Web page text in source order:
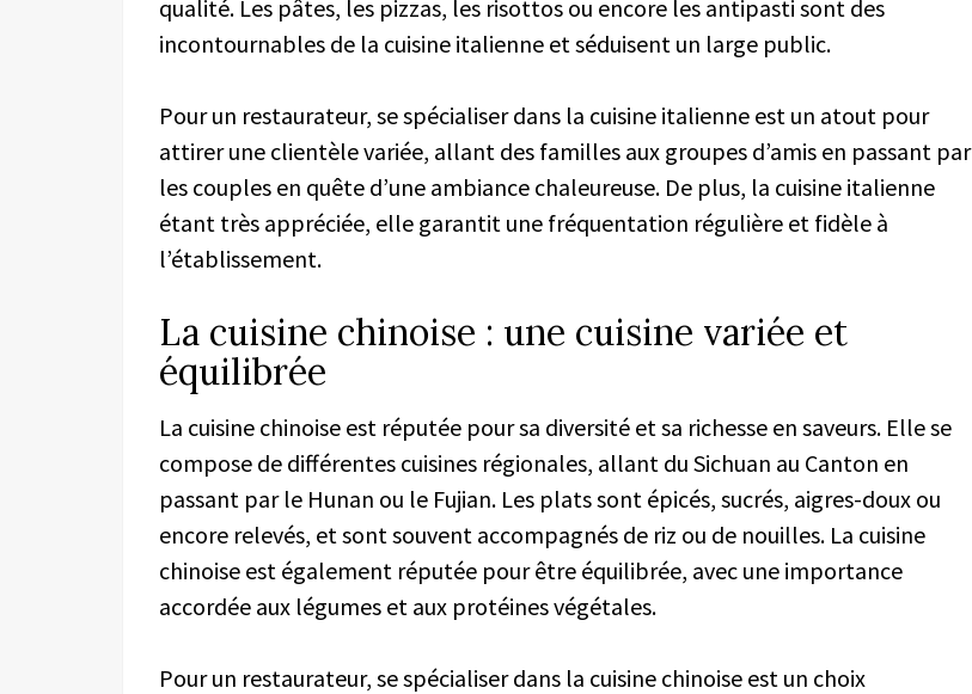
qualité. Les pâtes, les pizzas, les risottos ou encore les antipasti sont des
incontournables de la cuisine italienne et séduisent un large public.
Pour un restaurateur, se spécialiser dans la cuisine italienne est un atout pour
attirer une clientèle variée, allant des familles aux groupes d’amis en passant par
les couples en quête d’une ambiance chaleureuse. De plus, la cuisine italienne
étant très appréciée, elle garantit une fréquentation régulière et fidèle à
l’établissement.
La cuisine chinoise : une cuisine variée et
équilibrée
La cuisine chinoise est réputée pour sa diversité et sa richesse en saveurs. Elle se
compose de différentes cuisines régionales, allant du Sichuan au Canton en
passant par le Hunan ou le Fujian. Les plats sont épicés, sucrés, aigres-doux ou
encore relevés, et sont souvent accompagnés de riz ou de nouilles. La cuisine
chinoise est également réputée pour être équilibrée, avec une importance
accordée aux légumes et aux protéines végétales.
Pour un restaurateur, se spécialiser dans la cuisine chinoise est un choix